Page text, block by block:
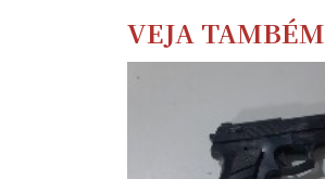
VEJA TAMBÉM